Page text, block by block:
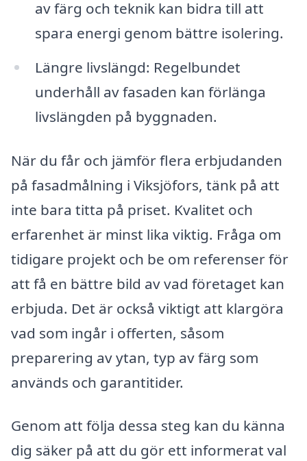
av färg och teknik kan bidra till att
spara energi genom bättre isolering.
Längre livslängd: Regelbundet
underhåll av fasaden kan förlänga
livslängden på byggnaden.
När du får och jämför flera erbjudanden
på fasadmålning i Viksjöfors, tänk på att
inte bara titta på priset. Kvalitet och
erfarenhet är minst lika viktig. Fråga om
tidigare projekt och be om referenser för
att få en bättre bild av vad företaget kan
erbjuda. Det är också viktigt att klargöra
vad som ingår i offerten, såsom
preparering av ytan, typ av färg som
används och garantitider.
Genom att följa dessa steg kan du känna
dig säker på att du gör ett informerat val